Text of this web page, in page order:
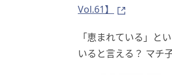
Vol.61】
「恵まれている」と
いると言える？ マチ